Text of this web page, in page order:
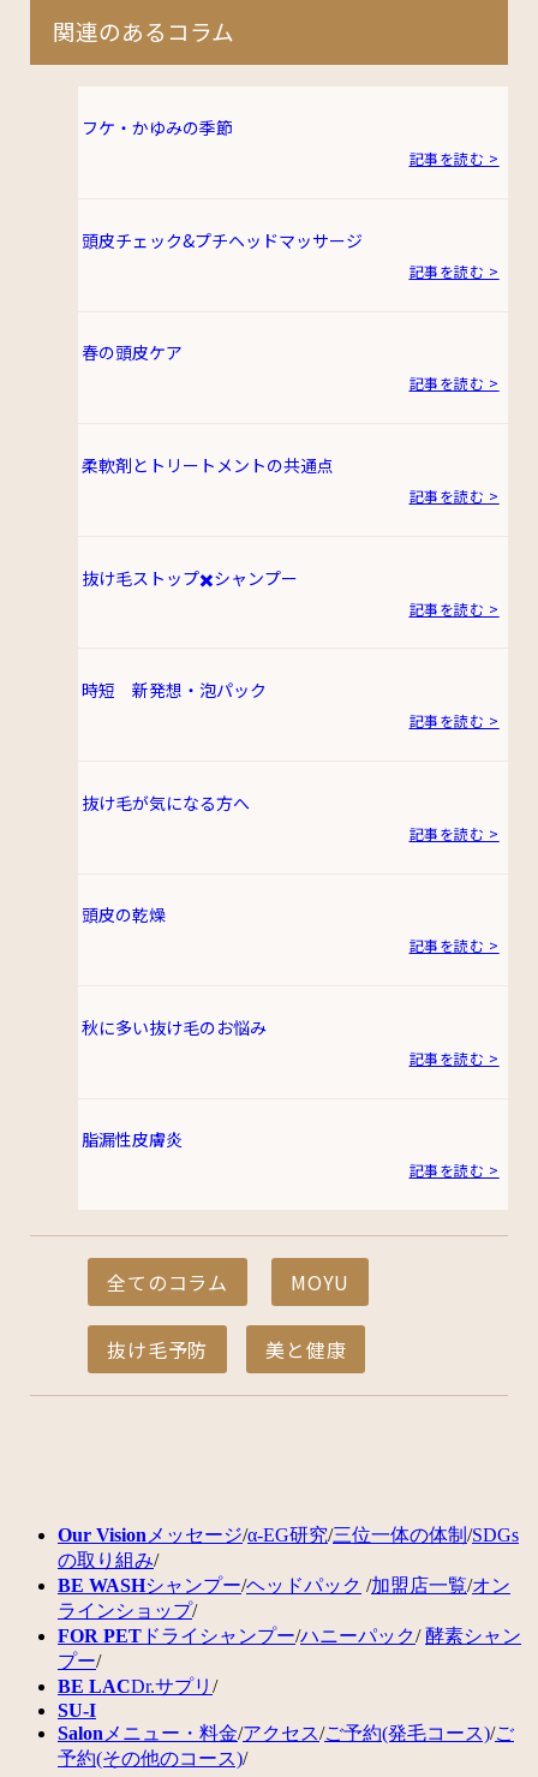
関連のあるコラム
フケ・かゆみの季節
記事を読む >
頭皮チェック&プチヘッドマッサージ
記事を読む >
春の頭皮ケア
記事を読む >
柔軟剤とトリートメントの共通点
記事を読む >
抜け毛ストップ✖️シャンプー
記事を読む >
時短 新発想・泡パック
記事を読む >
抜け毛が気になる方へ
記事を読む >
頭皮の乾燥
記事を読む >
秋に多い抜け毛のお悩み
記事を読む >
脂漏性皮膚炎
記事を読む >
全てのコラム MOYU
抜け毛予防 美と健康
Our Vision メッセージ/α-EG研究/三位一体の体制 /SDGs
の取り組み/
BE WASHシャンプー/ヘッドパック /加盟店一覧/オン
ラインショップ/
FOR PET ドライシャンプー/ハニーパック/酵素シャン
プー/
BE LACDr.サプリ /
SU-I
Salon メニュー・料金/アクセス/ご予約(発毛コース)/ご
予約(その他のコース)/